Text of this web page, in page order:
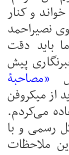
و کنار
نصیراحمد
باید دقت
پیش
«مصاحبۀ
از میکروفن
می‌کردم.
رسمی و با
ملاحظات